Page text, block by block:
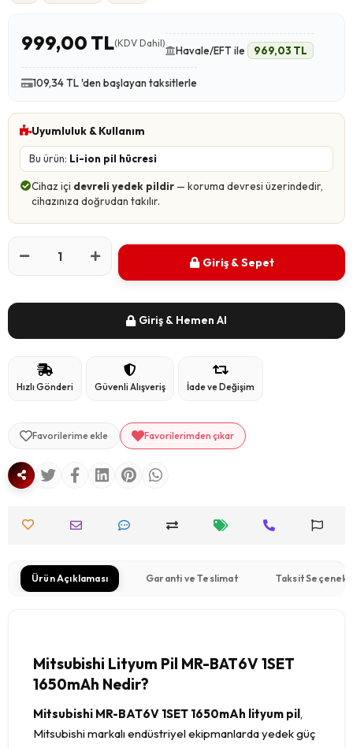
999,00 TL(KDV Dahil)
Havale/EFT ile 969,03 TL
109,34 TL 'den başlayan taksitlerle
Uyumluluk & Kullanım
Bu ürün: Li-ion pil hücresi
Cihaz içi devreli yedek pildir — koruma devresi üzerindedir,
cihazınıza doğrudan takılır.
Giriş & Sepet
Giriş & Hemen Al
Hızlı Gönderi Güvenli Alışveriş İade ve Değişim
Favorilerime ekle Favorilerimden çıkar
Ürün Açıklaması Garanti ve Teslimat Taksit
Mitsubishi Lityum Pil MR-BAT6V 1SET
1650mAh Nedir?
Mitsubishi MR-BAT6V 1SET 1650mAh lityum pil ,
Mitsubishi markalı endüstriyel ekipmanlarda yedek güç